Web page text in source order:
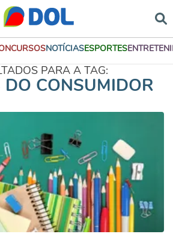
NOTÍCIASESPORTES
PARA A TAG:
DO CONSUMIDOR